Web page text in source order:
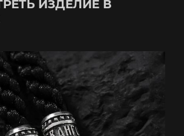
ИЗДЕЛИЕ В